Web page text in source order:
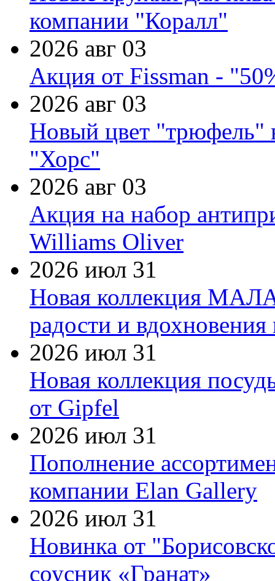
компании "Коралл"
2026 авг 03
Акция от Fissman -
2026 авг 03
Новый цвет "трюфель"
"Хорс"
2026 авг 03
Акция на набор
Williams Oliver
2026 июл 31
Новая коллекция
радости и
2026 июл 31
Новая коллекция
от Gipfel
2026 июл 31
Пополнение
компании Elan Gallery
2026 июл 31
Новинка от
соусник «Гранат»